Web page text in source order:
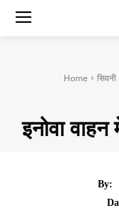
Home सिवनी
इनोवा
By: